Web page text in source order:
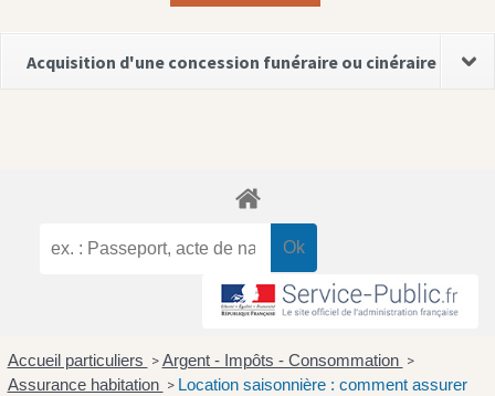
Acquisition d'une concession funéraire ou cinéraire
Accueil particuliers > Argent - Impôts - Consommation >
Assurance habitation > Location saisonnière : comment assurer